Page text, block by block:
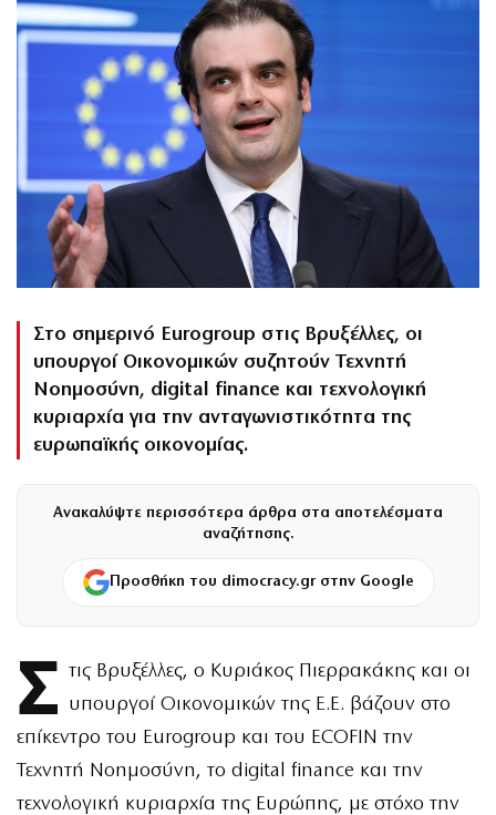
Στο σημερινό Eurogroup στις Βρυξέλλες, οι
υπουργοί Οικονομικών συζητούν Τεχνητή
Νοημοσύνη, digital finance και τεχνολογική
κυριαρχία για την ανταγωνιστικότητα της
ευρωπαϊκής οικονομίας.
Ανακαλύψτε περισσότερα άρθρα στα αποτελέσματα
αναζήτησης.
Προσθήκη του dimocracy.gr στην Google
Σ τις Βρυξέλλες, ο Κυριάκος Πιερρακάκης και οι
υπουργοί Οικονομικών της Ε.Ε. βάζουν στο
επίκεντρο του Eurogroup και του ECOFIN την
Τεχνητή Νοημοσύνη, το digital finance και την
τεχνολογική κυριαρχία της Ευρώπης, με στόχο την